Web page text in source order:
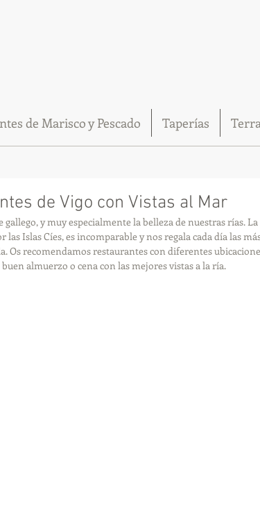
de Marisco y Pescado Taperías
de Vigo con Vistas al Mar
y muy especialmente la belleza de nuestras rías. La
Islas Cíes, es incomparable y nos regala cada día las
Os recomendamos restaurantes con diferentes
almuerzo o cena con las mejores vistas a la ría.